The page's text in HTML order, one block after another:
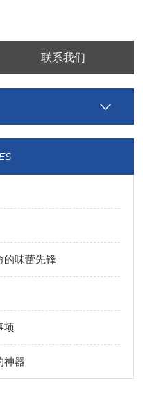
联系我们
的味蕾先锋
项
神器